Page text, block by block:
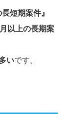
短期案件』
以上の長期案
いです。